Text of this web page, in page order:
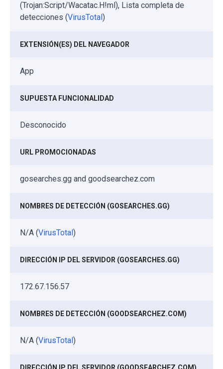
(Trojan:Script/Wacatac.H!ml), Lista completa de
detecciones (VirusTotal)
EXTENSIÓN(ES) DEL NAVEGADOR
App
SUPUESTA FUNCIONALIDAD
Desconocido
URL PROMOCIONADAS
gosearches.gg and goodsearchez.com
NOMBRES DE DETECCIÓN (GOSEARCHES.GG)
N/A (VirusTotal)
DIRECCIÓN IP DEL SERVIDOR (GOSEARCHES.GG)
172.67.156.57
NOMBRES DE DETECCIÓN (GOODSEARCHEZ.COM)
N/A (VirusTotal)